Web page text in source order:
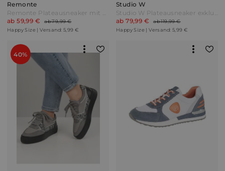
Remonte
Remonte Plateausneaker mit zusätzlichem Reißverschluss Weiß/Multicolor
ab 59,99 €
ab 79,99 €
Happy Size | Versand: 5,99 €
Studio W
Studio W Plateausneaker exklusiv und nur bei uns! Flieder/Weiß/Grau Lila
ab 79,99 €
ab 119,99 €
Happy Size | Versand: 5,99 €
40%